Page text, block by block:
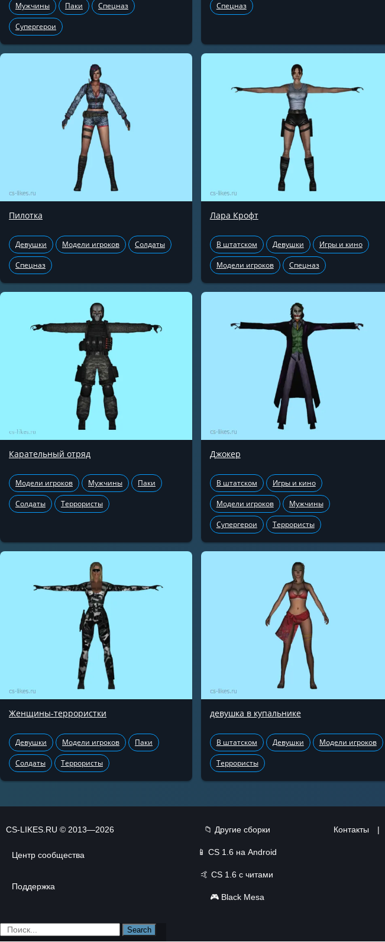
Мужчины Паки Спецназ
Супергерои
Спецназ
Пилотка
Девушки Модели игроков Солдаты
Спецназ
Лара Крофт
В штатском Девушки Игры и кино
Модели игроков Спецназ
Карательный отряд
Модели игроков Мужчины Паки
Солдаты Террористы
Джокер
В штатском Игры и кино
Модели игроков Мужчины
Супергерои Террористы
Женщины-террористки
Девушки Модели игроков Паки
Солдаты Террористы
девушка в купальнике
В штатском Девушки Модели игроков
Террористы
CS-LIKES.RU © 2013—2026
Центр сообщества
Поддержка
📁 Другие сборки
📱 CS 1.6 на Android
🤙CS 1.6 с читами
🎮 Black Mesa
Контакты |
Search